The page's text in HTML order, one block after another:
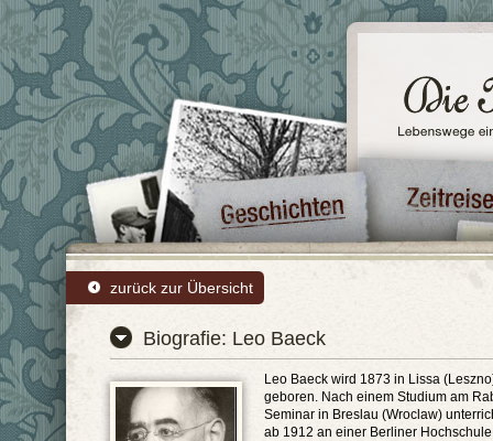
zurück zur Übersicht
Biografie: Leo Baeck
Leo Baeck wird 1873 in Lissa
geboren. Nach einem Studium am
Seminar in Breslau (Wroclaw)
ab 1912 an einer Berliner